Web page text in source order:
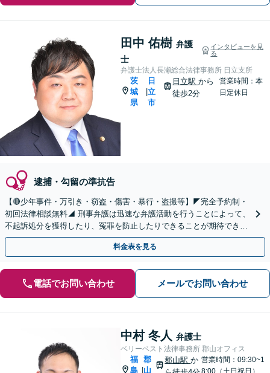
田中 佑樹 弁護
士
インタビューを見
る
弁護士法人長瀬総合法律事務所 日立支所
茨
城
県
日
立
市
日立駅から
徒歩2分
営業時間：本
日定休日
逮捕・勾留の準抗告
【🔴少年事件・万引き・窃盗・傷害・暴行・盗撮等】◤完全予約制・
初回法律相談無料◢ 刑事弁護は迅速な弁護活動を行うことによって、
不起訴処分を獲得したり、冤罪を防止したりできることが期待できま
す。可能な限り当日のご相談にも対応いたします。
料金表を見る
電話でお問い合わせ メールでお問い合わせ
中村 冬人 弁護士
ベリーベスト法律事務所 郡山オフィス
福
島
郡
山
郡山駅か 営業時間：09:30~1
8:00（土日祝日）